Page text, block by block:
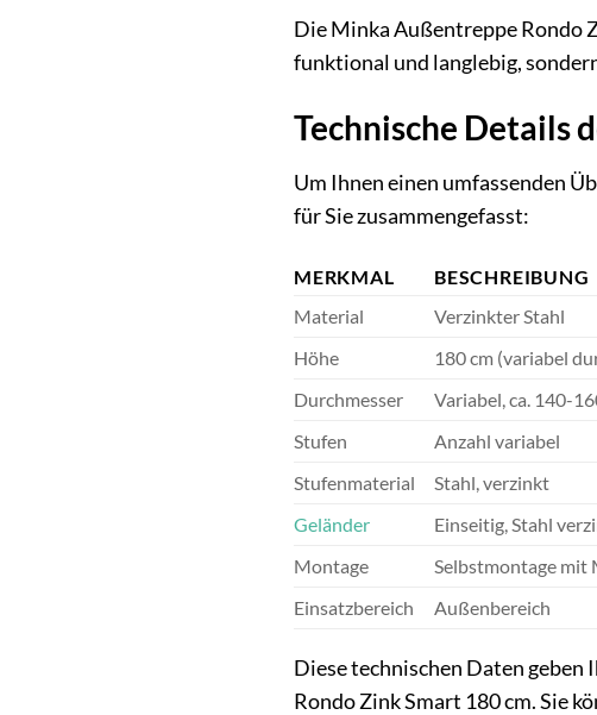
Die Minka Außentreppe Rondo
funktional und langlebig,
Technische Details
Um Ihnen einen umfassenden
für Sie zusammengefasst:
MERKMAL
BESCHREIBUNG
Material
Verzinkter Stahl
Höhe
180 cm (variabel
Durchmesser
Variabel, ca. 140-
Stufen
Anzahl variabel
Stufenmaterial
Stahl, verzinkt
Geländer
Einseitig, Stahl
Montage
Selbstmontage mit
Einsatzbereich
Außenbereich
Diese technischen Daten
Rondo Zink Smart 180 cm. Sie